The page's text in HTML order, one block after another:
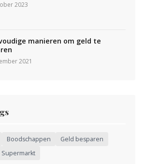
2023
manieren om geld te
2021
Boodschappen
Geld besparen
Supermarkt